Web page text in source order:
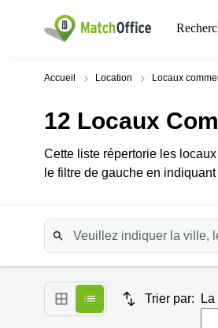
Accueil Location Locaux
12 Locaux
Cette liste répertorie les
le filtre de gauche en
Trier par: